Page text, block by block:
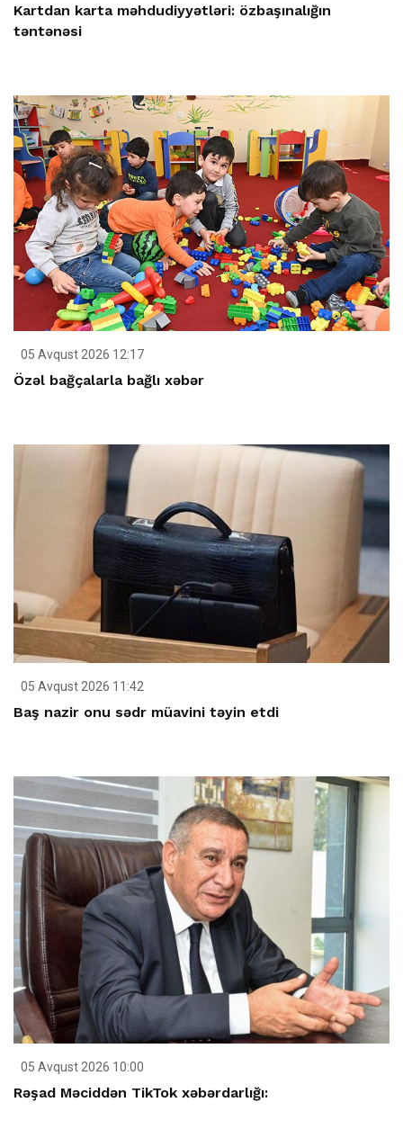
Kartdan karta məhdudiyyətləri: özbaşınalığın
təntənəsi
05 Avqust 2026 12:17
Özəl bağçalarla bağlı xəbər
05 Avqust 2026 11:42
Baş nazir onu sədr müavini təyin etdi
05 Avqust 2026 10:00
Rəşad Məciddən TikTok xəbərdarlığı: